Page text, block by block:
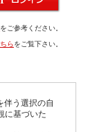
をご参考ください。
らをご覧下さい。
伴う選択の自
に基づいた